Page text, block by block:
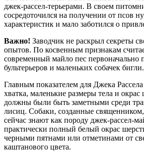
джек-рассел-терьерами. В своем
сосредоточился на получении от псов
характеристик и мало заботился о
Важно! Заводчик не раскрыл секреты
опытов. По косвенным признакам
современный майло пес первоначально
бультерьеров и маленьких собачек бигли.
Главным показателем для Джека
хватка, маленькие размеры тела и
должны были быть заметными среди
лисиц. Собаки, созданные
сейчас знают как породу джек-рассел-
практически полный белый окрас
черными пятнами или отметинами от
каштанового цвета.